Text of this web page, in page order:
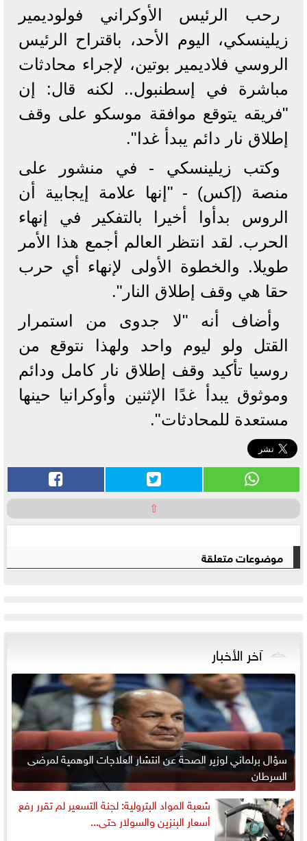
رحب الرئيس الأوكراني فولوديمير
زيلينسكي، اليوم الأحد، باقتراح الرئيس
الروسي فلاديمير بوتين، لإجراء محادثات
مباشرة في إسطنبول.. لكنه قال: إن
"فريقه يتوقع موافقة موسكو على وقف
إطلاق نار دائم يبدأ غدا".
وكتب زيلينسكي - في منشور على
منصة (إكس) - "إنها علامة إيجابية أن
الروس بدأوا أخيرا بالتفكير في إنهاء
الحرب. لقد انتظر العالم أجمع هذا الأمر
طويلا. والخطوة الأولى لإنهاء أي حرب
حقا هي وقف إطلاق النار".
وأضاف أنه "لا جدوى من استمرار
القتل ولو ليوم واحد ولهذا نتوقع من
روسيا تأكيد وقف إطلاق نار كامل ودائم
وموثوق يبدأ غدًا الإثنين وأوكرانيا حينها
مستعدة للمحادثات".
⇧
موضوعات متعلقة
آخر الأخبار
سؤال برلماني لوزير الصحة عن انتشار العلاجات الوهمية لمرضى
السرطان
شعبة المواد البترولية: لجنة التسعير لم تقرر رفع
أسعار البنزين والسولار حتى...